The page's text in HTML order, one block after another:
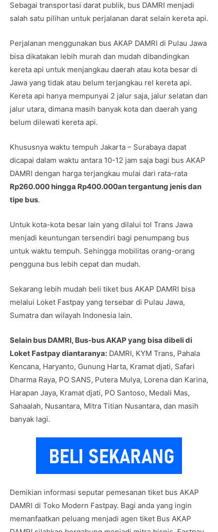
Sebagai transportasi darat publik, bus DAMRI menjadi
salah satu pilihan untuk perjalanan darat selain kereta api.
Perjalanan menggunakan bus AKAP DAMRI di Pulau Jawa
bisa dikatakan lebih murah dan mudah dibandingkan
kereta api untuk menjangkau daerah atau kota besar di
Jawa yang tidak atau belum terjangkau rel kereta api.
Kereta api hanya mempunyai 2 jalur saja, jalur selatan dan
jalur utara, dimana masih banyak kota dan daerah yang
belum dilewati kereta api.
Khususnya waktu tempuh Jakarta – Surabaya dapat
dicapai dalam waktu antara 10-12 jam saja bagi bus AKAP
DAMRI dengan harga terjangkau mulai dari rata-rata
Rp260.000 hingga Rp400.000an tergantung jenis dan
tipe bus.
Untuk kota-kota besar lain yang dilalui tol Trans Jawa
menjadi keuntungan tersendiri bagi penumpang bus
untuk waktu tempuh. Sehingga mobilitas orang-orang
pengguna bus lebih cepat dan mudah.
Sekarang lebih mudah beli tiket bus AKAP DAMRI bisa
melalui Loket Fastpay yang tersebar di Pulau Jawa,
Sumatra dan wilayah Indonesia lain.
Selain bus DAMRI, Bus-bus AKAP yang bisa dibeli di
Loket Fastpay diantaranya: DAMRI, KYM Trans, Pahala
Kencana, Haryanto, Gunung Harta, Kramat djati, Safari
Dharma Raya, PO SANS, Putera Mulya, Lorena dan Karina,
Harapan Jaya, Kramat djati, PO Santoso, Medali Mas,
Sahaalah, Nusantara, Mitra Titian Nusantara, dan masih
banyak lagi.
Demikian informasi seputar pemesanan tiket bus AKAP
DAMRI di Toko Modern Fastpay. Bagi anda yang ingin
memanfaatkan peluang menjadi agen tiket Bus AKAP